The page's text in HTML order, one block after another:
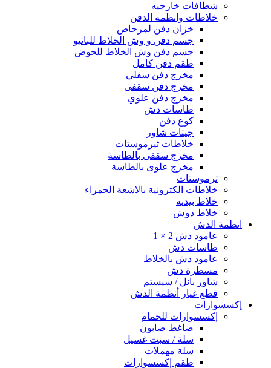
شطافات خارجيه
خلاطات وانظمه الدفن
خزان دفن لمرحاض
جسم دفن و وش الخلاط للبانيو
جسم دفن وش الخلاط للحوض
طقم دفن كامل
مخرج دفن سفلي
مخرج دفن سقفى
مخرج دفن علوي
طاسات دش
كوع دفن
جيتات شاور
خلاطات ثيرموستات
مخرج سقفى بالطاسة
مخرج علوى بالطاسة
ثرموستات
خلاطات الكترونية بالاشعة الحمراء
خلاط بيديه
خلاط دوش
انظمة الدش
عامود دش 2 × 1
طاسات دش
عامود دش بالخلاط
مسطرة دش
شاور بانل / سيستم
قطع غيار أنظمة الدش
إكسسوارات
إكسسوارات للحمام
ضاغط صابون
سلة / سبت غسيل
سلة مهملات
طقم إكسسوارات